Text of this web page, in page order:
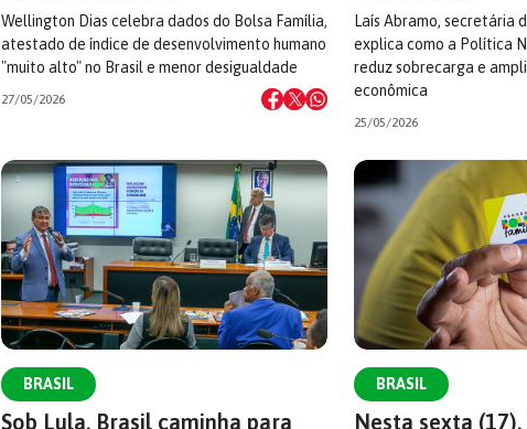
Wellington Dias celebra dados do Bolsa Família,
atestado de índice de desenvolvimento humano
"muito alto" no Brasil e menor desigualdade
27/05/2026
Laís Abramo, secretária
explica como a Política
reduz sobrecarga e
econômica
25/05/2026
BRASIL
Sob Lula, Brasil caminha para
BRASIL
Nesta sexta